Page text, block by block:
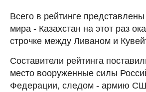
Всего в рейтинге
мира - Казахстан на этот раз
строчке между Ливаном и
Составители рейтинга
место вооруженные силы
Федерации, следом - армию